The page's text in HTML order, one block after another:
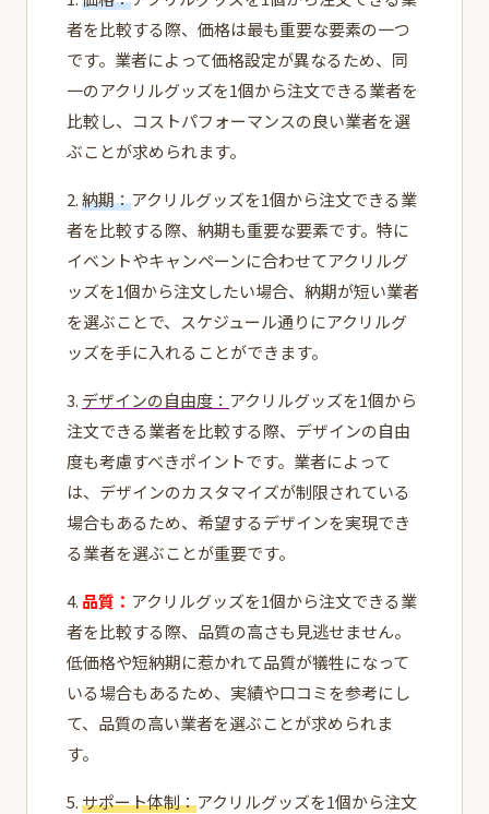
者を比較する際、価格は最も重要な要素の一つ
です。業者によって価格設定が異なるため、同
一のアクリルグッズを1個から注文できる業者を
比較し、コストパフォーマンスの良い業者を選
ぶことが求められます。
2.納期：アクリルグッズを1個から注文できる業
者を比較する際、納期も重要な要素です。特に
イベントやキャンペーンに合わせてアクリルグ
ッズを1個から注文したい場合、納期が短い業者
を選ぶことで、スケジュール通りにアクリルグ
ッズを手に入れることができます。
3. デザインの自由度： アクリルグッズを1個から
注文できる業者を比較する際、デザインの自由
度も考慮すべきポイントです。業者によって
は、デザインのカスタマイズが制限されている
場合もあるため、希望するデザインを実現でき
る業者を選ぶことが重要です。
4. 品質： アクリルグッズを1個から注文できる業
者を比較する際、品質の高さも見逃せません。
低価格や短納期に惹かれて品質が犠牲になって
いる場合もあるため、実績や口コミを参考にし
て、品質の高い業者を選ぶことが求められま
す。
5.サポート体制：アクリルグッズを1個から注文